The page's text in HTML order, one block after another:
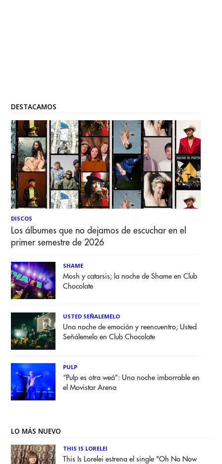
DESTACAMOS
DISCOS
Los álbumes que no dejamos de escuchar en el
primer semestre de 2026
SHAME
Mosh y catarsis; la noche de Shame en Club
Chocolate
USTED SEÑALEMELO
Una noche de emoción y reencuentro; Usted
Señálemelo en Club Chocolate
PULP
“Pulp es otra weá”: Una noche imborrable en
el Movistar Arena
LO MÁS NUEVO
THIS IS LORELEI
This Is Lorelei estrena el single "Oh No Now